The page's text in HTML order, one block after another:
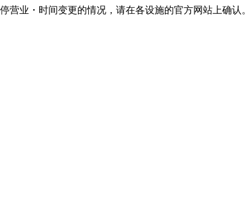
业・时间变更的情况，请在各设施的官方网站上确认。